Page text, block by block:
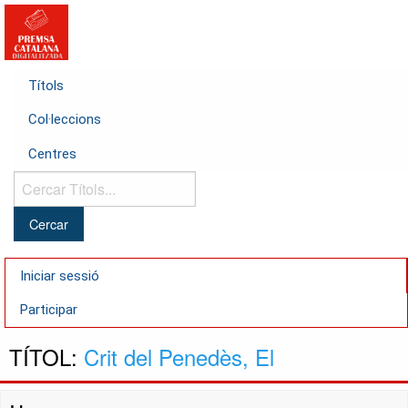
Títols
Col·leccions
Centres
Cercar
Títols...
Iniciar sessió
Participar
TÍTOL: Crit del Penedès, El